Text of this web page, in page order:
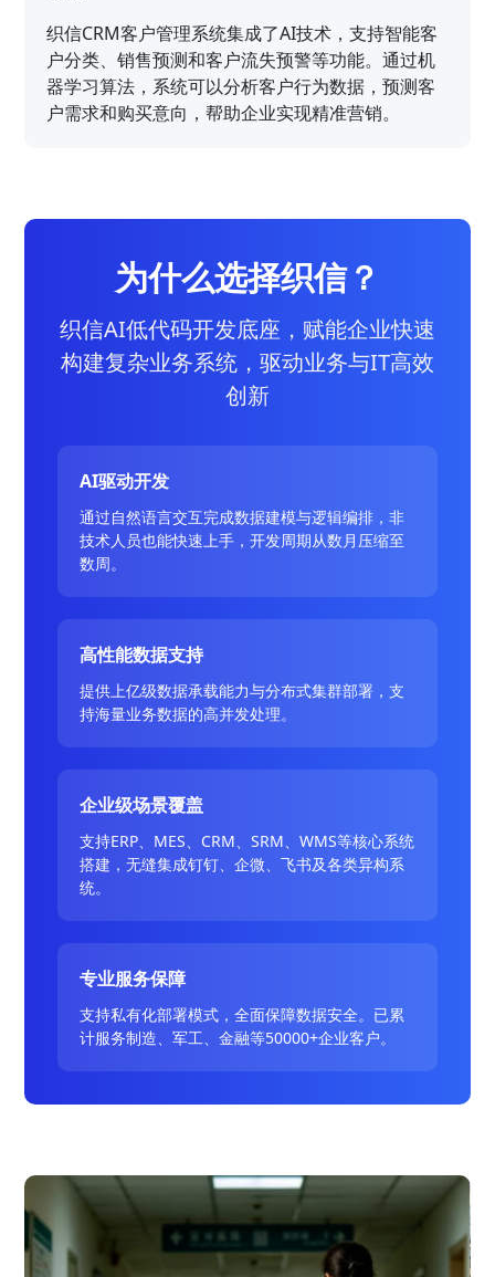
织信CRM客户管理系统集成了AI技术，支持智能客
户分类、销售预测和客户流失预警等功能。通过机
器学习算法，系统可以分析客户行为数据，预测客
户需求和购买意向，帮助企业实现精准营销。
为什么选择织信？
织信AI低代码开发底座，赋能企业快速
构建复杂业务系统，驱动业务与IT高效
创新
AI驱动开发
通过自然语言交互完成数据建模与逻辑编排，非
技术人员也能快速上手，开发周期从数月压缩至
数周。
高性能数据支持
提供上亿级数据承载能力与分布式集群部署，支
持海量业务数据的高并发处理。
企业级场景覆盖
支持ERP、MES、CRM、SRM、WMS等核心系统
搭建，无缝集成钉钉、企微、飞书及各类异构系
统。
专业服务保障
支持私有化部署模式，全面保障数据安全。已累
计服务制造、军工、金融等50000+企业客户。